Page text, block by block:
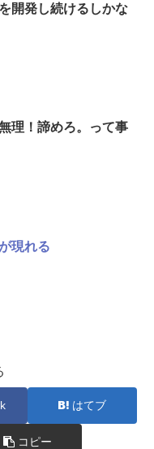
開発し続けるしかな
理！諦めろ。って事
現れる
はてブ
コピー